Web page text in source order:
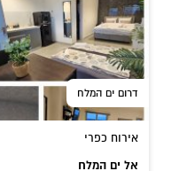
דרום ים המלח
אירוח כפרי
אל ים המלח